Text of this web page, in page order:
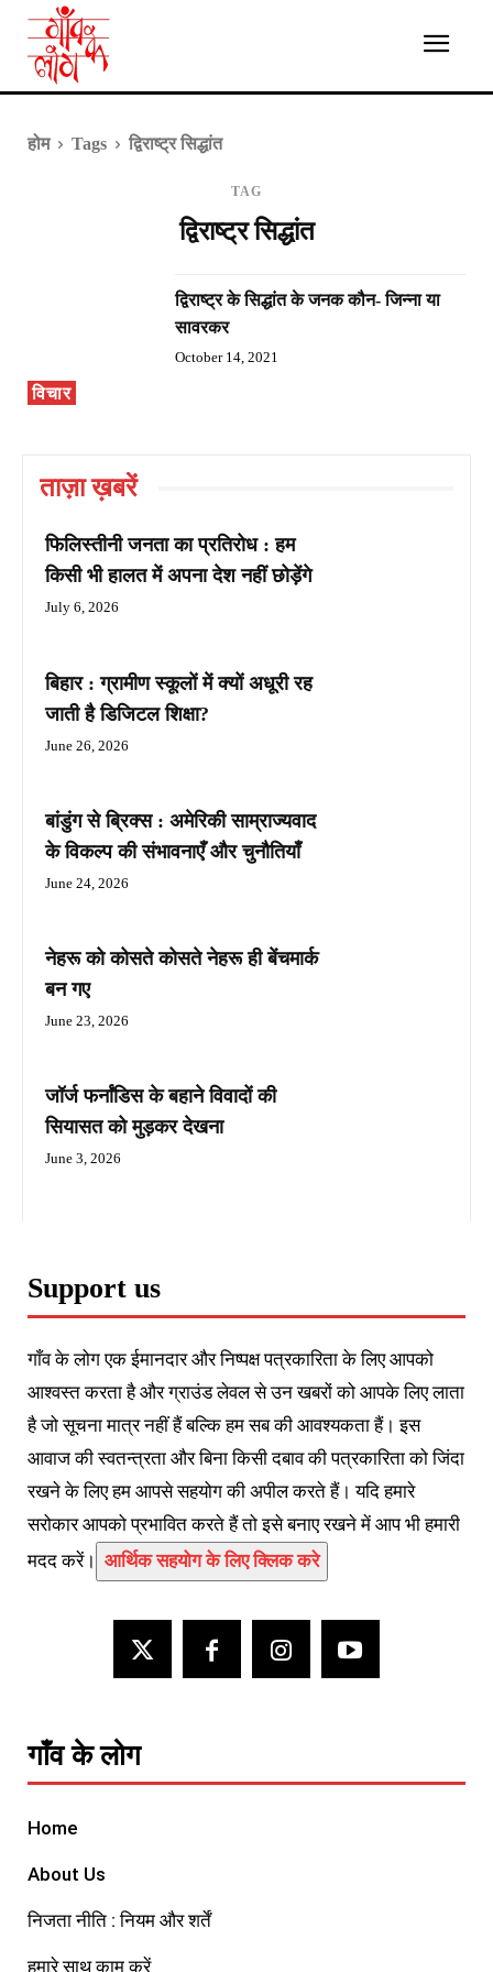
होम Tags द्विराष्ट्र सिद्धांत
TAG
द्विराष्ट्र सिद्धांत
विचार
द्विराष्ट्र के सिद्धांत के जनक कौन- जिन्ना या
सावरकर
October 14, 2021
ताज़ा ख़बरें
फिलिस्तीनी जनता का प्रतिरोध : हम
किसी भी हालत में अपना देश नहीं छोड़ेंगे
July 6, 2026
बिहार : ग्रामीण स्कूलों में क्यों अधूरी रह
जाती है डिजिटल शिक्षा?
June 26, 2026
बांडुंग से ब्रिक्स : अमेरिकी साम्राज्यवाद
के विकल्प की संभावनाएँ और चुनौतियाँ
June 24, 2026
नेहरू को कोसते कोसते नेहरू ही बेंचमार्क
बन गए
June 23, 2026
जॉर्ज फर्नांडिस के बहाने विवादों की
सियासत को मुड़कर देखना
June 3, 2026
Support us
गाँव के लोग एक ईमानदार और निष्पक्ष पत्रकारिता के लिए आपको
आश्वस्त करता है और ग्राउंड लेवल से उन खबरों को आपके लिए लाता
है जो सूचना मात्र नहीं हैं बल्कि हम सब की आवश्यकता हैं। इस
आवाज की स्वतन्त्रता और बिना किसी दबाव की पत्रकारिता को जिंदा
रखने के लिए हम आपसे सहयोग की अपील करते हैं। यदि हमारे
सरोकार आपको प्रभावित करते हैं तो इसे बनाए रखने में आप भी हमारी
मदद करें। आर्थिक सहयोग के लिए क्लिक करे
गाँव के लोग
Home
About Us
निजता नीति : नियम और शर्तें
हमारे साथ काम करें